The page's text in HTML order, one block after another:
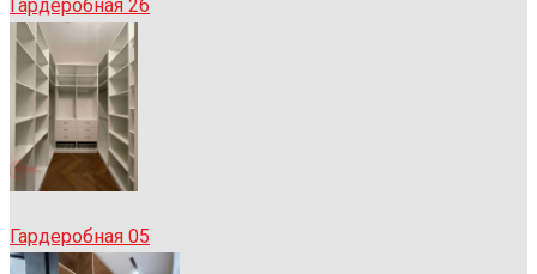
Гардеробная 26
Гардеробная 05